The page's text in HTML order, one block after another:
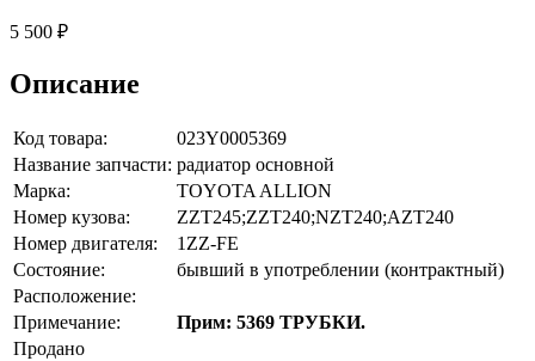
5 500 ₽
Описание
Код товара:
023Y0005369
Название запчасти: радиатор основной
Марка:
TOYOTA ALLION
Номер кузова:
ZZT245;ZZT240;NZT240;AZT240
Номер двигателя:
1ZZ-FE
Состояние:
бывший в употреблении (контрактный)
Расположение:
Примечание:
Прим: 5369 ТРУБКИ.
Продано